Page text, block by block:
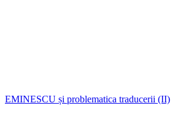
EMINESCU și problematica traducerii (II)